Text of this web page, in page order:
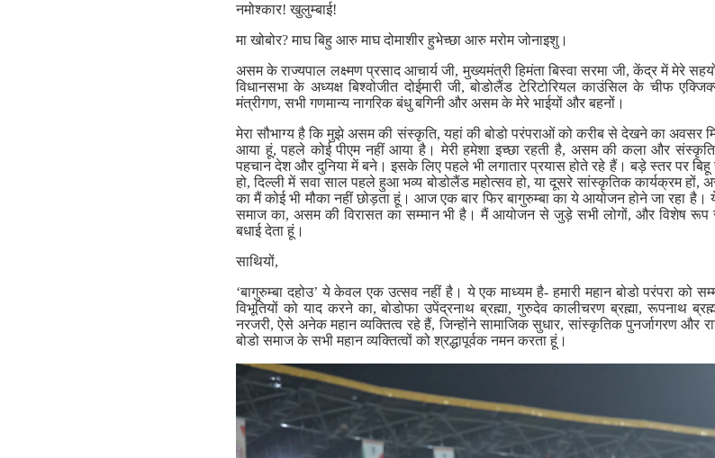
नमोश्कार! खुलुम्बाई!
मा खोबोर? माघ बिहु आरु माघ दोमाशीर हुभेच्छा आरु मरोम जोनाइशु।
असम के राज्यपाल लक्ष्मण प्रसाद आचार्य जी, मुख्यमंत्री हिमंता बिस्वा सरमा जी, केंद्र में मेरे
विधानसभा के अध्यक्ष बिश्वोजीत दोईमारी जी, बोडोलैंड टेरिटोरियल काउंसिल के चीफ
मंत्रीगण, सभी गणमान्य नागरिक बंधु बगिनी और असम के मेरे भाईयों और बहनों।
मेरा सौभाग्य है कि मुझे असम की संस्कृति, यहां की बोडो परंपराओं को करीब से देखने का अवसर
आया हूं, पहले कोई पीएम नहीं आया है। मेरी हमेशा इच्छा रहती है, असम की कला और
पहचान देश और दुनिया में बने। इसके लिए पहले भी लगातार प्रयास होते रहे हैं। बड़े स्तर पर बिहू
हो, दिल्ली में सवा साल पहले हुआ भव्य बोडोलैंड महोत्सव हो, या दूसरे सांस्कृतिक कार्यक्रम
का मैं कोई भी मौका नहीं छोड़ता हूं। आज एक बार फिर बागुरुम्बा का ये आयोजन होने जा रहा
समाज का, असम की विरासत का सम्मान भी है। मैं आयोजन से जुड़े सभी लोगों, और विशेष रूप
बधाई देता हूं।
साथियों,
‘बागुरुम्बा दहोउ’ ये केवल एक उत्सव नहीं है। ये एक माध्यम है- हमारी महान बोडो परंपरा को
विभूतियों को याद करने का, बोडोफा उपेंद्रनाथ ब्रह्मा, गुरुदेव कालीचरण ब्रह्मा, रूपनाथ
नरजरी, ऐसे अनेक महान व्यक्तित्व रहे हैं, जिन्होंने सामाजिक सुधार, सांस्कृतिक पुनर्जागरण और
बोडो समाज के सभी महान व्यक्तित्वों को श्रद्धापूर्वक नमन करता हूं।